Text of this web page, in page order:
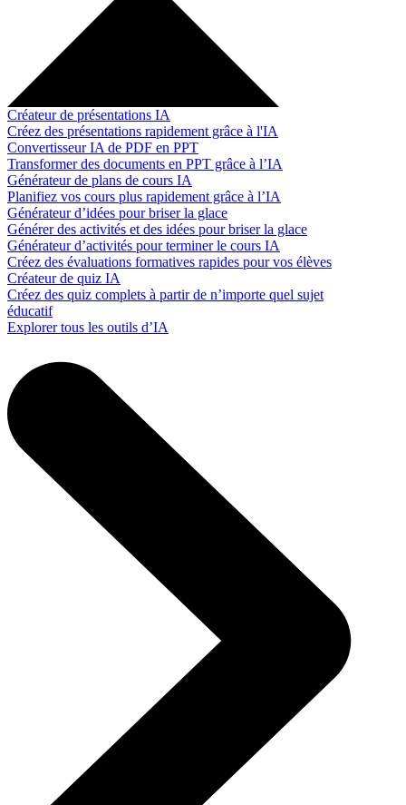
Créateur de présentations IA
Créez des présentations rapidement grâce à l'IA
Convertisseur IA de PDF en PPT
Transformer des documents en PPT grâce à l’IA
Générateur de plans de cours IA
Planifiez vos cours plus rapidement grâce à l’IA
Générateur d’idées pour briser la glace
Générer des activités et des idées pour briser la glace
Générateur d’activités pour terminer le cours IA
Créez des évaluations formatives rapides pour vos élèves
Créateur de quiz IA
Créez des quiz complets à partir de n’importe quel sujet
éducatif
Explorer tous les outils d’IA